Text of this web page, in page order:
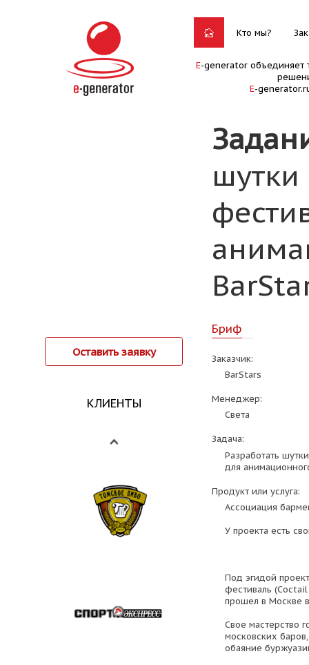
Кто мы?
E-generator объединяет
E-
шутки
Оставить заявку
КЛИЕНТЫ
Бриф
Заказчик:
BarStars
Менеджер:
Света
Задача:
Разработать
для
Продукт или услуга:
Ассоциация
У проекта есть
Под эгидой
фестиваль
прошел в Москве
Свое мастерство
московских
обаяние